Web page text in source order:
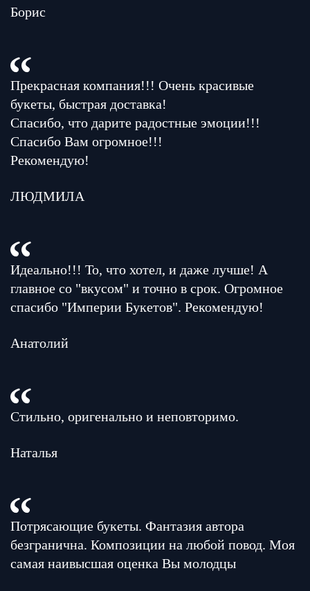
Борис
Прекрасная компания!!! Очень красивые
букеты, быстрая доставка!
Спасибо, что дарите радостные эмоции!!!
Спасибо Вам огромное!!!
Рекомендую!
ЛЮДМИЛА
Идеально!!! То, что хотел, и даже лучше! А
главное со "вкусом" и точно в срок. Огромное
спасибо "Империи Букетов". Рекомендую!
Анатолий
Стильно, оригенально и неповторимо.
Наталья
Потрясающие букеты. Фантазия автора
безгранична. Композиции на любой повод. Моя
самая наивысшая оценка Вы молодцы